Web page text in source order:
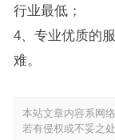
行业最低；
4、专业优质的
难。
本站文章内容系网
若有侵权或不妥之